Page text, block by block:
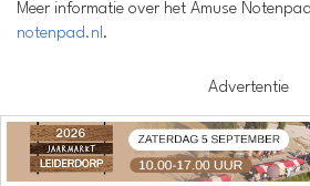
Meer informatie over het Amuse
notenpad.nl.
Advertentie